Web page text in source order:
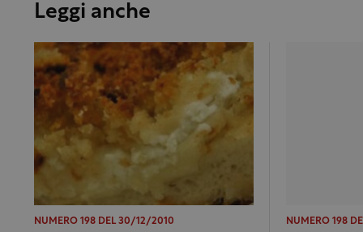
Leggi anche
NUMERO 198 DEL 30/12/2010 NUMERO 198